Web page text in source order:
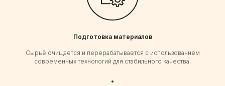
Подготовка материалов
Сырьё очищается и перерабатывается с использованием
современных технологий для стабильного качества.